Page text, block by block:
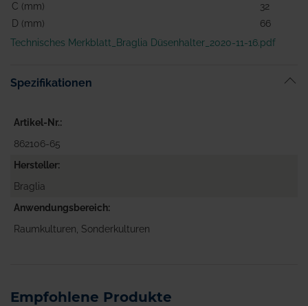
C (mm)
32
D (mm)
66
Technisches Merkblatt_Braglia Düsenhalter_2020-11-16.pdf
Spezifikationen
Artikel-Nr.
862106-65
Hersteller
Braglia
Anwendungsbereich
Raumkulturen, Sonderkulturen
Empfohlene Produkte